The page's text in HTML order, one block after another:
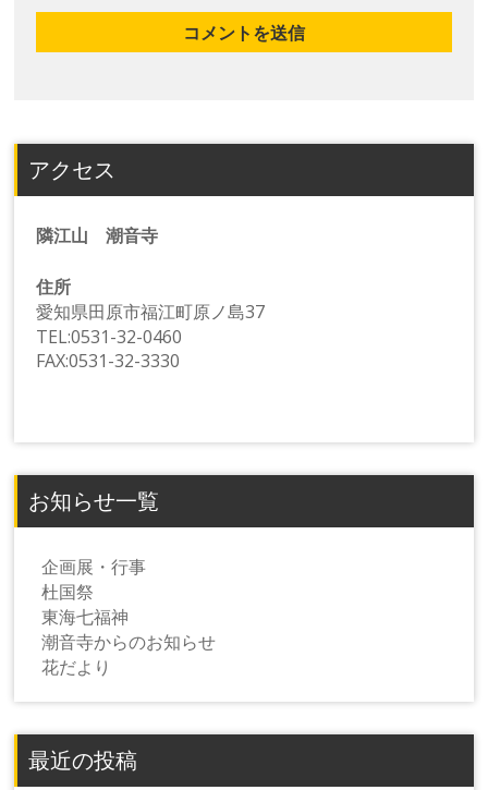
アクセス
隣江山 潮音寺
住所
愛知県田原市福江町原ノ島37
TEL:0531-32-0460
FAX:0531-32-3330
お知らせ一覧
企画展・行事
杜国祭
東海七福神
潮音寺からのお知らせ
花だより
最近の投稿